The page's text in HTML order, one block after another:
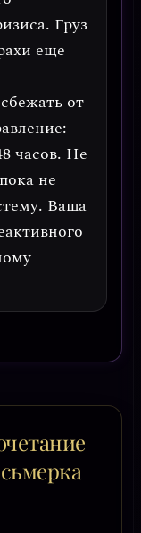
. Груз
еще
от
часов. Не
не
Ваша